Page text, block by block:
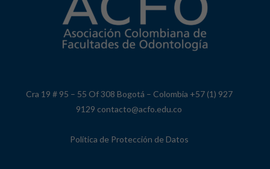
Cra 19 # 95 – 55 Of 308 Bogotá – Colombia +57 (1) 927
9129 contacto@acfo.edu.co
Política de Protección de Datos